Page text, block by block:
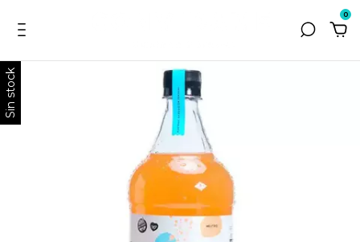
0
Sin stock